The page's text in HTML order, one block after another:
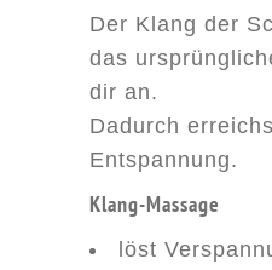
Der Klang der
das
dir an.
Dadurch
Entspannung.
Klang-Massage
löst